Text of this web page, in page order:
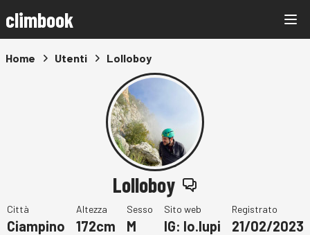
climbook
Home Utenti Lolloboy
Lolloboy
Città
Ciampino
Altezza
172cm
Sesso
M
Sito web
IG: lo.lupi
Registrato
21/02/2023